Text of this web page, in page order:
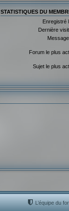
STATISTIQUES DU
Enregistré
Dernière
Forum le plus
Sujet le plus
L’équipe du